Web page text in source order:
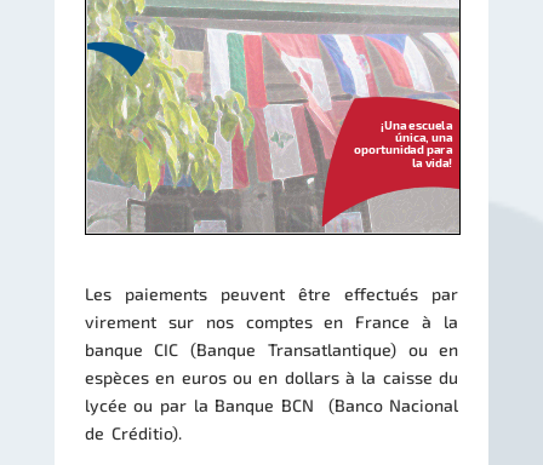
Les paiements peuvent être effectués par
virement sur nos comptes en France à la
banque CIC (Banque Transatlantique) ou en
espèces en euros ou en dollars à la caisse du
lycée ou par la Banque BCN (Banco Nacional
de Créditio).